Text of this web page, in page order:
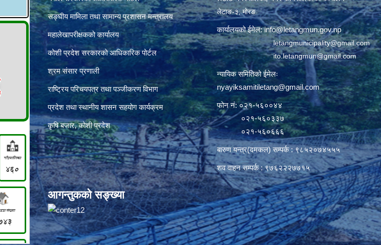
सङ्‍घीय मामिला तथा सामान्य प्रशासन मन्त्रालय
महालेखापरीक्षकको कार्यालय
कोशी प्रदेश सरकारको आधिकारिक पोर्टल
श्रम संसार प्रणाली
राष्ट्रिय परिचयपत्र तथा पञ्जीकरण विभाग
प्रदेश तथा स्थानीय शासन सहयोग कार्यक्रम
कृषि बजार, कोशी प्रदेश
आगन्तुकको सङ्ख्या
लेटाङ-३, मोरङ
कार्यालयको ईमेल:info@letangmun.gov.np
letangmunicipality@gmail.com
ito.letangmun@gmail.com
न्यायिक समितिको ईमेलः
nyayiksamitiletang@gmail.com
फोन नं: ०२१-५६००४४
०२१-५६०३३७
०२१-५६०६६६
बारुण यन्त्र(दमकल) सम्पर्क : ९८५२०७४५५५
शव वाहन सम्पर्क : ९७६२२२७७१५